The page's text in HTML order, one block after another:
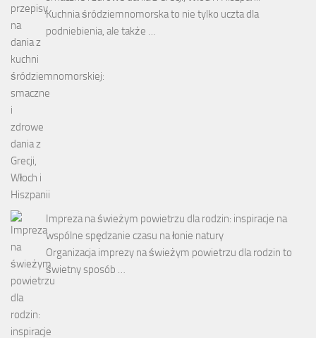
Kuchnia śródziemnomorska to nie tylko uczta dla
podniebienia, ale także …
Impreza na świeżym powietrzu dla rodzin: inspiracje na
wspólne spędzanie czasu na łonie natury
Organizacja imprezy na świeżym powietrzu dla rodzin to
świetny sposób …